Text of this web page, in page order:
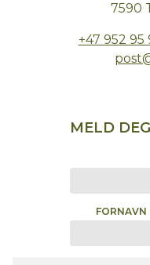
7590
+47 952 95
MELD
FORNAVN